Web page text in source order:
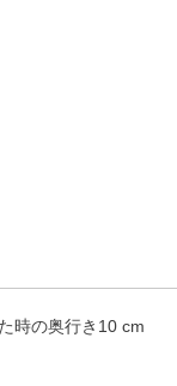
時の奥行き10 cm